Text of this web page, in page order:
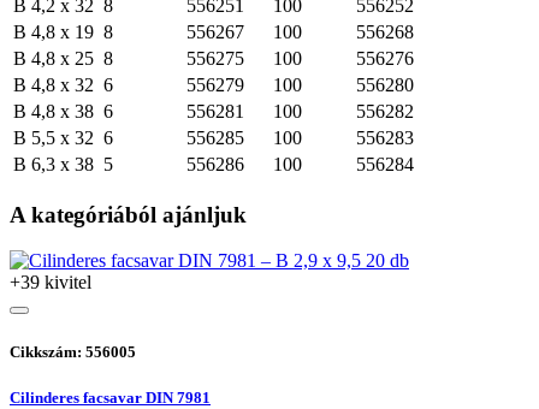
B 4,2 x 32 8 556251 100
556252
B 4,8 x 19 8 556267 100
556268
B 4,8 x 25 8 556275 100
556276
B 4,8 x 32 6 556279 100
556280
B 4,8 x 38 6 556281 100
556282
B 5,5 x 32 6 556285 100
556283
B 6,3 x 38 5 556286 100 556284
A kategóriából ajánljuk
+39 kivitel
Cikkszám: 556005
Cilinderes facsavar DIN 7981